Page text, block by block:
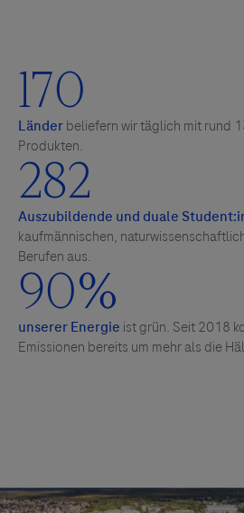
170
Länderbeliefern wir täglich mit rund
Produkten.
90%
unserer Energie ist grün. Seit 2018
Emissionen bereits um mehr als die
282
Auszubildende und duale
kaufmännischen,
Berufen aus.